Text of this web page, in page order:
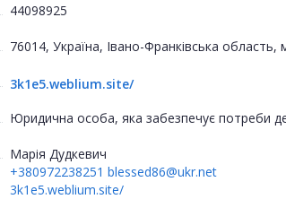
44098925
76014, Україна, Івано-Франківська
3k1e5.weblium.site/
Юридична особа, яка забезпечує потреби
Марія Дудкевич
+380972238251 blessed86@ukr.net
3k1e5.weblium.site/